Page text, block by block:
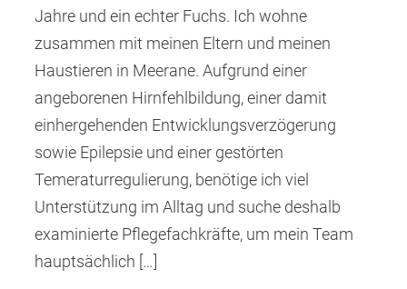
Jahre und ein echter Fuchs. Ich wohne
zusammen mit meinen Eltern und meinen
Haustieren in Meerane. Aufgrund einer
angeborenen Hirnfehlbildung, einer damit
einhergehenden Entwicklungsverzögerung
sowie Epilepsie und einer gestörten
Temeraturregulierung, benötige ich viel
Unterstützung im Alltag und suche deshalb
examinierte Pflegefachkräfte, um mein Team
hauptsächlich […]